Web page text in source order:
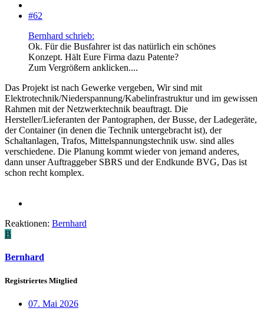
#62
Bernhard schrieb:
Ok. Für die Busfahrer ist das natürlich ein schönes
Konzept. Hält Eure Firma dazu Patente?
Zum Vergrößern anklicken....
Das Projekt ist nach Gewerke vergeben, Wir sind mit
Elektrotechnik/Niederspannung/Kabelinfrastruktur und im gewissen
Rahmen mit der Netzwerktechnik beauftragt. Die
Hersteller/Lieferanten der Pantographen, der Busse, der Ladegeräte,
der Container (in denen die Technik untergebracht ist), der
Schaltanlagen, Trafos, Mittelspannungstechnik usw. sind alles
verschiedene. Die Planung kommt wieder von jemand anderes,
dann unser Auftraggeber SBRS und der Endkunde BVG, Das ist
schon recht komplex.
Reaktionen: Bernhard
B
Bernhard
Registriertes Mitglied
07. Mai 2026